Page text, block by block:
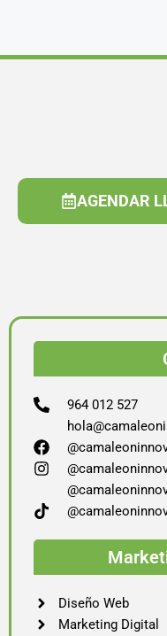
AGENDAR
964 012 527
Diseño Web
Marketing Digital